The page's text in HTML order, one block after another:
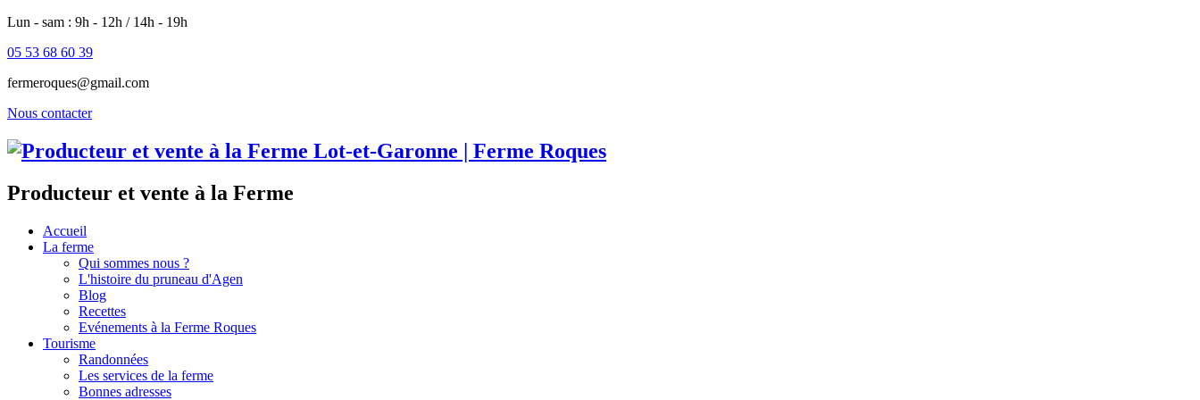
Lun - sam : 9h - 12h / 14h - 19h
05 53 68 60 39
fermeroques@gmail.com
Nous contacter
Producteur et vente à la Ferme
Accueil
La ferme
Qui sommes nous ?
L'histoire du pruneau d'Agen
Blog
Recettes
Evénements à la Ferme Roques
Tourisme
Randonnées
Les services de la ferme
Bonnes adresses